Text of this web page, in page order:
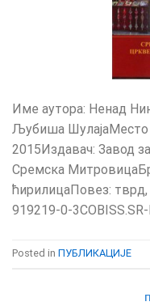
Име аутора: Ненад
Љубиша ШулајаМесто
2015Издавач: Завод
Сремска
ћирилицаПовез: тврд,
919219-0-
Posted in ПУБЛИКАЦИЈЕ